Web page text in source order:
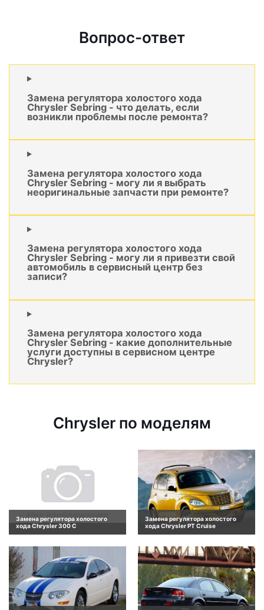
Вопрос-ответ
Замена регулятора холостого хода
Chrysler Sebring - что делать, если
возникли проблемы после ремонта?
Замена регулятора холостого хода
Chrysler Sebring - могу ли я выбрать
неоригинальные запчасти при ремонте?
Замена регулятора холостого хода
Chrysler Sebring - могу ли я привезти свой
автомобиль в сервисный центр без
записи?
Замена регулятора холостого хода
Chrysler Sebring - какие дополнительные
услуги доступны в сервисном центре
Chrysler?
Chrysler по моделям
Замена регулятора холостого
хода Chrysler 300 C
Замена регулятора холостого
хода Chrysler PT Cruise